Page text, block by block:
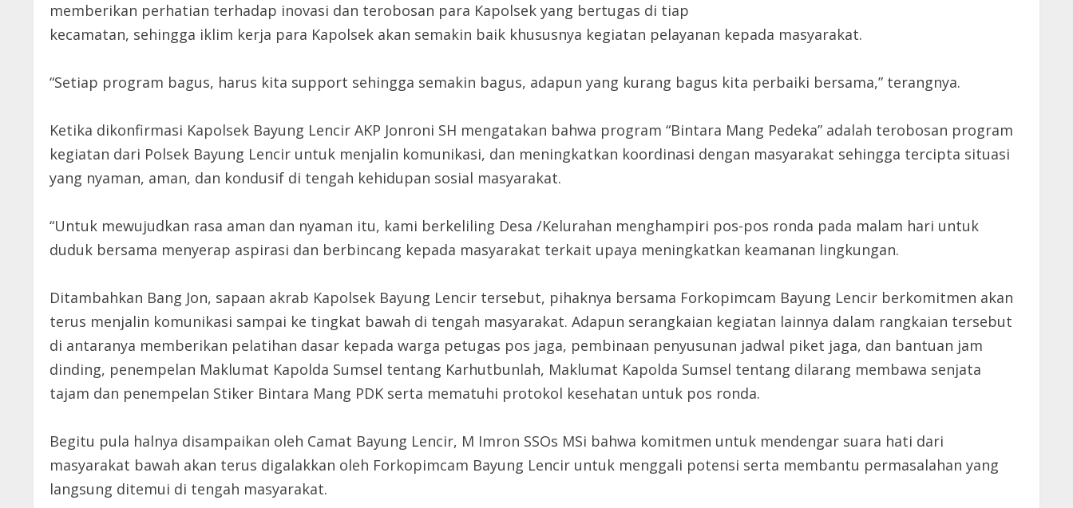
memberikan perhatian terhadap inovasi dan terobosan para Kapolsek yang bertugas di tiap
kecamatan, sehingga iklim kerja para Kapolsek akan semakin baik khususnya kegiatan pelayanan kepada masyarakat.
“Setiap program bagus, harus kita support sehingga semakin bagus, adapun yang kurang bagus kita perbaiki bersama,” terangnya.
Ketika dikonfirmasi Kapolsek Bayung Lencir AKP Jonroni SH mengatakan bahwa program “Bintara Mang Pedeka” adalah terobosan program
kegiatan dari Polsek Bayung Lencir untuk menjalin komunikasi, dan meningkatkan koordinasi dengan masyarakat sehingga tercipta situasi
yang nyaman, aman, dan kondusif di tengah kehidupan sosial masyarakat.
“Untuk mewujudkan rasa aman dan nyaman itu, kami berkeliling Desa /Kelurahan menghampiri pos-pos ronda pada malam hari untuk
duduk bersama menyerap aspirasi dan berbincang kepada masyarakat terkait upaya meningkatkan keamanan lingkungan.
Ditambahkan Bang Jon, sapaan akrab Kapolsek Bayung Lencir tersebut, pihaknya bersama Forkopimcam Bayung Lencir berkomitmen akan
terus menjalin komunikasi sampai ke tingkat bawah di tengah masyarakat. Adapun serangkaian kegiatan lainnya dalam rangkaian tersebut
di antaranya memberikan pelatihan dasar kepada warga petugas pos jaga, pembinaan penyusunan jadwal piket jaga, dan bantuan jam
dinding, penempelan Maklumat Kapolda Sumsel tentang Karhutbunlah, Maklumat Kapolda Sumsel tentang dilarang membawa senjata
tajam dan penempelan Stiker Bintara Mang PDK serta mematuhi protokol kesehatan untuk pos ronda.
Begitu pula halnya disampaikan oleh Camat Bayung Lencir, M Imron SSOs MSi bahwa komitmen untuk mendengar suara hati dari
masyarakat bawah akan terus digalakkan oleh Forkopimcam Bayung Lencir untuk menggali potensi serta membantu permasalahan yang
langsung ditemui di tengah masyarakat.